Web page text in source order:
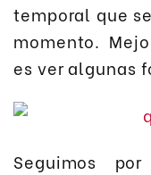
temporal que
momento.
es ver algunas
Seguimos